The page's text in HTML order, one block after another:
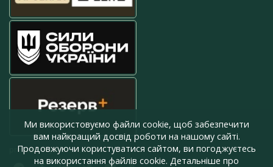
press@armyinform.com.ua
Ми використовуємо файли cookie, щоб забезпечити
вам найкращий досвід роботи на нашому сайті.
Продовжуючи користуватися сайтом, ви погоджуєтесь
на використання файлів cookie. Детальніше про